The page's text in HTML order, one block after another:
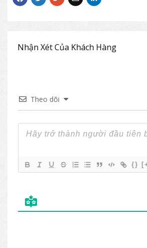
Bàn hội trường AT1850D
biến tại các không
trường,…
Nhận Xét Của Khách Hàng
Theo dõi
{}